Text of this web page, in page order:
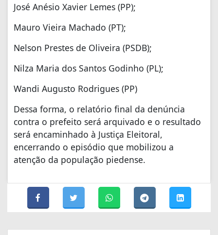
José Anésio Xavier Lemes (PP);
Mauro Vieira Machado (PT);
Nelson Prestes de Oliveira (PSDB);
Nilza Maria dos Santos Godinho (PL);
Wandi Augusto Rodrigues (PP)
Dessa forma, o relatório final da denúncia
contra o prefeito será arquivado e o resultado
será encaminhado à Justiça Eleitoral,
encerrando o episódio que mobilizou a
atenção da população piedense.